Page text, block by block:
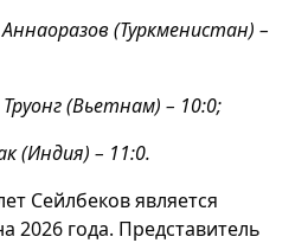
(Туркменистан) –
(Вьетнам) – 10:0;
(Индия) – 11:0.
Сейлбеков является
2026 года. Представитель